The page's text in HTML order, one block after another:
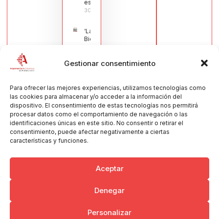
Gestionar consentimiento
Para ofrecer las mejores experiencias, utilizamos tecnologías como
las cookies para almacenar y/o acceder a la información del
dispositivo. El consentimiento de estas tecnologías nos permitirá
procesar datos como el comportamiento de navegación o las
identificaciones únicas en este sitio. No consentir o retirar el
consentimiento, puede afectar negativamente a ciertas
características y funciones.
Aceptar
Denegar
Personalizar
española
30/07/2026
‘La
Bienvenida’,
estampa de
de la Virgen
Muñoz
Muñoz,
anuncia las
Fiestas
Patronales
2026
30/07/2026
Copyright © 2026 Ayuntamiento de Argamasilla de Calatrava